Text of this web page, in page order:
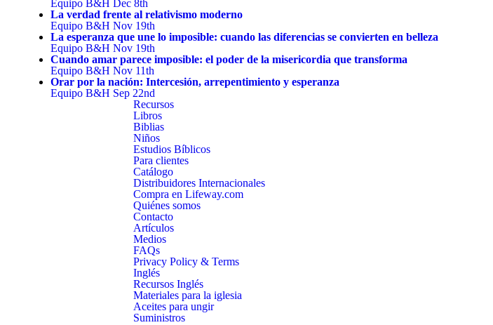
Equipo B&H Dec 8th
La verdad frente al relativismo moderno
Equipo B&H Nov 19th
La esperanza que une lo imposible: cuando las diferencias se convierten en belleza
Equipo B&H Nov 19th
Cuando amar parece imposible: el poder de la misericordia que transforma
Equipo B&H Nov 11th
Orar por la nación: Intercesión, arrepentimiento y esperanza
Equipo B&H Sep 22nd
Recursos
Libros
Biblias
Niños
Estudios Bíblicos
Para clientes
Catálogo
Distribuidores Internacionales
Compra en Lifeway.com
Quiénes somos
Contacto
Artículos
Medios
FAQs
Privacy Policy & Terms
Inglés
Recursos Inglés
Materiales para la iglesia
Aceites para ungir
Suministros